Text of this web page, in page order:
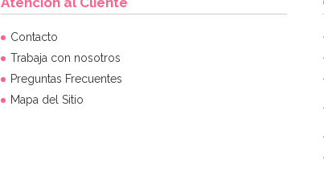
Contacto
Trabaja con nosotros
Preguntas Frecuentes
Mapa del Sitio